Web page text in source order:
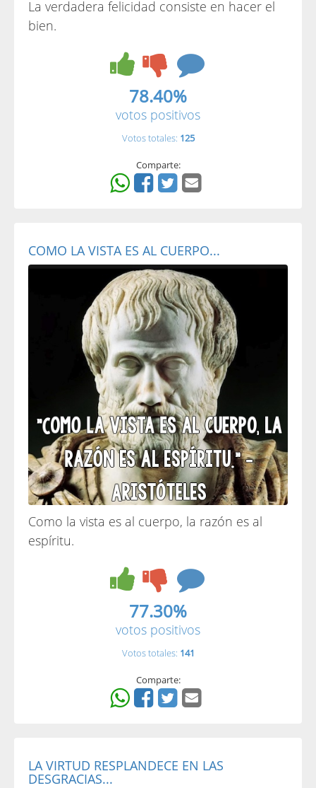
La verdadera felicidad consiste en hacer el
bien.
78.40%
votos positivos
Votos totales: 125
Comparte:
COMO LA VISTA ES AL CUERPO...
Como la vista es al cuerpo, la razón es al
espíritu.
77.30%
votos positivos
Votos totales: 141
Comparte:
LA VIRTUD RESPLANDECE EN LAS
DESGRACIAS...